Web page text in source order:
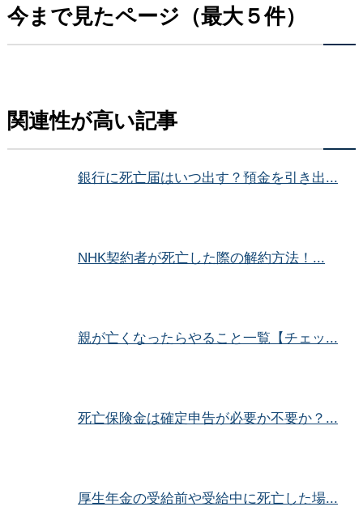
今まで見たページ（最大５件）
関連性が高い記事
銀行に死亡届はいつ出す？預金を引き出...
NHK契約者が死亡した際の解約方法！...
親が亡くなったらやること一覧【チェッ...
死亡保険金は確定申告が必要か不要か？...
厚生年金の受給前や受給中に死亡した場...